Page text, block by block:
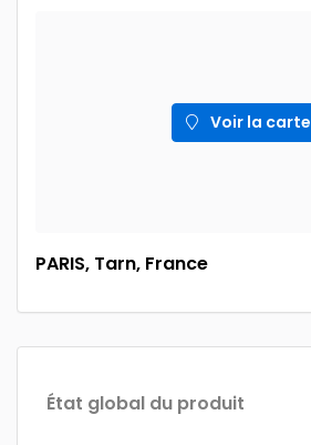
Voir la carte
PARIS, Tarn, France
État global du produit